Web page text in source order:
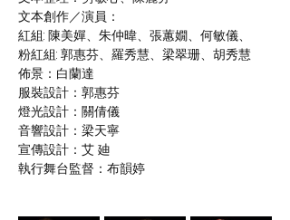
文本創作／演員：
紅組: 陳美嬋、朱仲暐、張蕙嫺、何敏儀、
粉紅組: 郭惠芬、羅秀慧、梁翠珊、胡秀慧
佈景：白蘭達
服裝設計：郭惠芬
燈光設計：關倩儀
音響設計：梁天寧
宣傳設計：艾 廸
執行舞台監督：布韻婷